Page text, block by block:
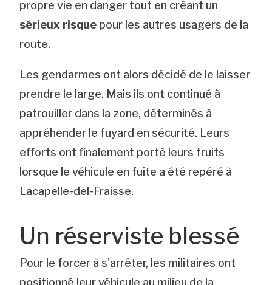
propre vie en danger tout en créant un
sérieux risque pour les autres usagers de la
route.
Les gendarmes ont alors décidé de le laisser
prendre le large. Mais ils ont continué à
patrouiller dans la zone, déterminés à
appréhender le fuyard en sécurité. Leurs
efforts ont finalement porté leurs fruits
lorsque le véhicule en fuite a été repéré à
Lacapelle-del-Fraisse.
Un réserviste blessé
Pour le forcer à s'arrêter, les militaires ont
positionné leur véhicule au milieu de la